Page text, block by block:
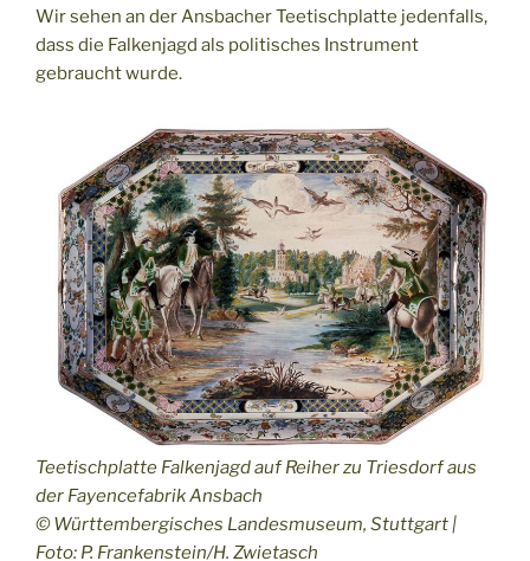
Wir sehen an der Ansbacher Teetischplatte jedenfalls,
dass die Falkenjagd als politisches Instrument
gebraucht wurde.
Teetischplatte Falkenjagd auf Reiher zu Triesdorf aus
der Fayencefabrik Ansbach
© Württembergisches Landesmuseum, Stuttgart |
Foto: P. Frankenstein/H. Zwietasch